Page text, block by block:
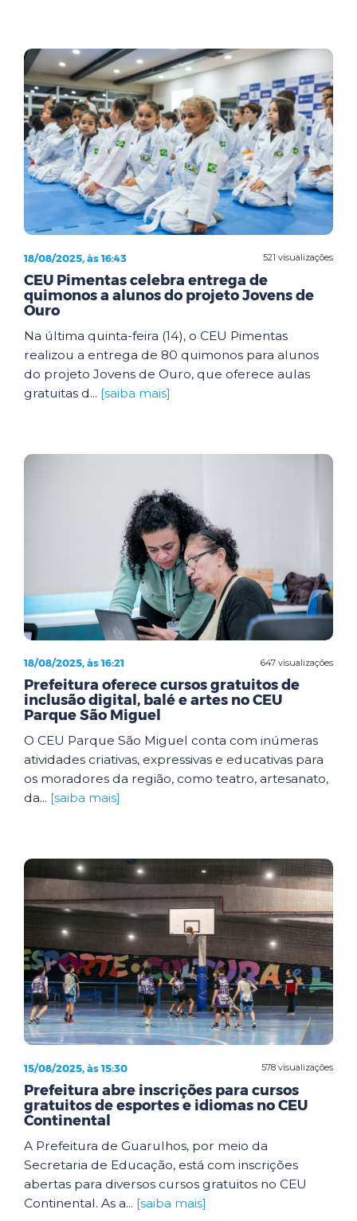
521 visualizações
18/08/2025, às 16:43
CEU Pimentas celebra entrega de
quimonos a alunos do projeto Jovens de
Ouro
Na última quinta-feira (14), o CEU Pimentas
realizou a entrega de 80 quimonos para alunos
do projeto Jovens de Ouro, que oferece aulas
gratuitas d... [saiba mais]
647 visualizações
18/08/2025, às 16:21
Prefeitura oferece cursos gratuitos de
inclusão digital, balé e artes no CEU
Parque São Miguel
O CEU Parque São Miguel conta com inúmeras
atividades criativas, expressivas e educativas para
os moradores da região, como teatro, artesanato,
da... [saiba mais]
578 visualizações
15/08/2025, às 15:30
Prefeitura abre inscrições para cursos
gratuitos de esportes e idiomas no CEU
Continental
A Prefeitura de Guarulhos, por meio da
Secretaria de Educação, está com inscrições
abertas para diversos cursos gratuitos no CEU
Continental. As a... [saiba mais]